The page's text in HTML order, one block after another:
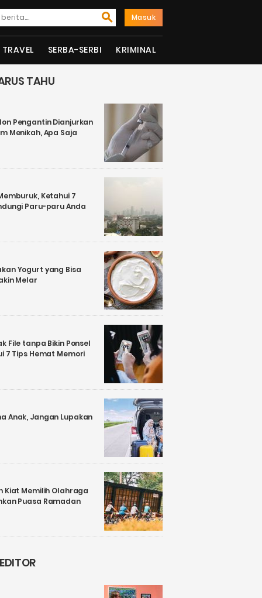
Masuk
TRAVEL SERBA-SERBI KRIMINAL
TAHU
Pengantin Dianjurkan
Menikah, Apa Saja
Ketahui 7
Paru-paru Anda
Yogurt yang Bisa
Melar
File tanpa Bikin Ponsel
7 Tips Hemat Memori
Anak, Jangan Lupakan
Kiat Memilih Olahraga
Puasa Ramadan